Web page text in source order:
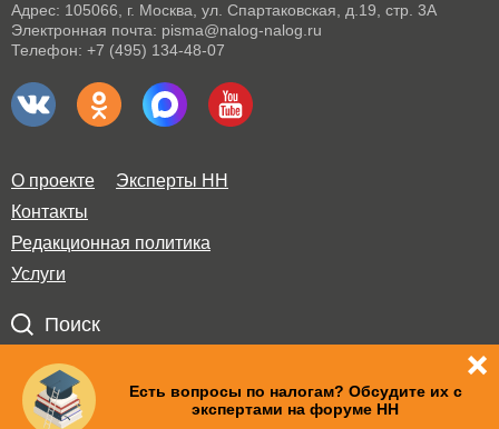
Адрес: 105066, г. Москва, ул. Спартаковская, д.19, стр. 3А
Электронная почта: pisma@nalog-nalog.ru
Телефон: +7 (495) 134-48-07
О проекте
Эксперты НН
Контакты
Редакционная политика
Услуги
Поиск
Правила использования материалов и авторские права
Пользовательское соглашение
Есть вопросы по налогам? Обсудите их с
экспертами на форуме НН